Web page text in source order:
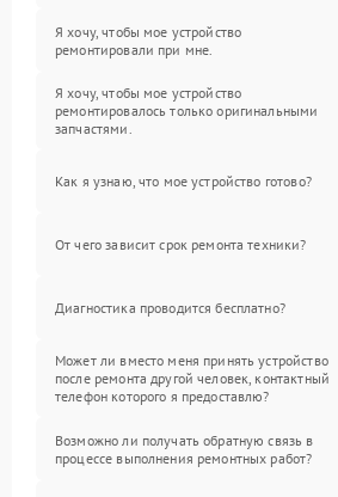
Я хочу, чтобы мое устройство
ремонтировали при мне.
Я хочу, чтобы мое устройство
ремонтировалось только оригинальными
запчастями.
Как я узнаю, что мое устройство готово?
От чего зависит срок ремонта техники?
Диагностика проводится бесплатно?
Может ли вместо меня принять устройство
после ремонта другой человек, контактный
телефон которого я предоставлю?
Возможно ли получать обратную связь в
процессе выполнения ремонтных работ?